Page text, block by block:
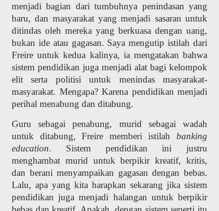
menjadi bagian dari tumbuhnya penindasan yang
baru, dan masyarakat yang menjadi sasaran untuk
ditindas oleh mereka yang berkuasa dengan uang,
bukan ide atau gagasan. Saya mengutip istilah dari
Freire untuk kedua kalinya, ia mengatakan bahwa
sistem pendidikan juga menjadi alat bagi kelompok
elit serta politisi untuk menindas masyarakat-
masyarakat. Mengapa? Karena pendidikan menjadi
perihal menabung dan ditabung.
Guru sebagai penabung, murid sebagai wadah
untuk ditabung, Freire memberi istilah banking
education. Sistem pendidikan ini justru
menghambat murid untuk berpikir kreatif, kritis,
dan berani menyampaikan gagasan dengan bebas.
Lalu, apa yang kita harapkan sekarang jika sistem
pendidikan juga menjadi halangan untuk berpikir